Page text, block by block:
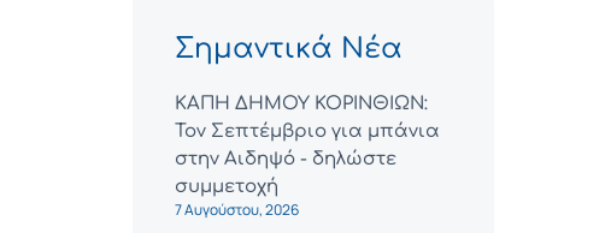
Σημαντικά Νέα
ΚΑΠΗ ΔΗΜΟΥ ΚΟΡΙΝΘΙΩΝ:
Τον Σεπτέμβριο για μπάνια
στην Αιδηψό - δηλώστε
συμμετοχή
7 Αυγούστου, 2026